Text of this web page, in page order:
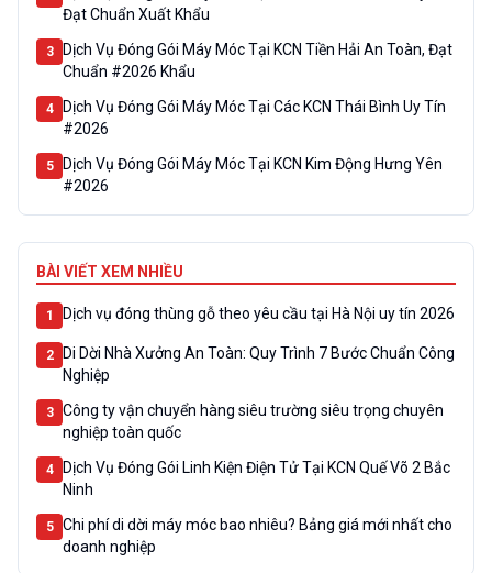
Đạt Chuẩn Xuất Khẩu
3
Dịch Vụ Đóng Gói Máy Móc Tại KCN Tiền Hải An Toàn, Đạt
Chuẩn #2026 Khẩu
4
Dịch Vụ Đóng Gói Máy Móc Tại Các KCN Thái Bình Uy Tín
#2026
5
Dịch Vụ Đóng Gói Máy Móc Tại KCN Kim Động Hưng Yên
#2026
BÀI VIẾT XEM NHIỀU
1 Dịch vụ đóng thùng gỗ theo yêu cầu tại Hà Nội uy tín 2026
2
Di Dời Nhà Xưởng An Toàn: Quy Trình 7 Bước Chuẩn Công
Nghiệp
3
Công ty vận chuyển hàng siêu trường siêu trọng chuyên
nghiệp toàn quốc
4
Dịch Vụ Đóng Gói Linh Kiện Điện Tử Tại KCN Quế Võ 2 Bắc
Ninh
5
Chi phí di dời máy móc bao nhiêu? Bảng giá mới nhất cho
doanh nghiệp